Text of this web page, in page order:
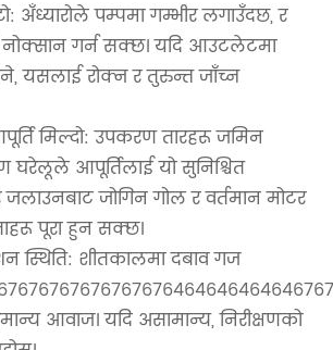
अँध्यारोले पम्पमा गम्भीर लगाउँदछ, र
गर्न सक्छ। यदि आउटलेटमा
यसलाई रोक्न र तुरुन्त जाँच्न
मिल्दो: उपकरण तारहरू जमिन
घरेलूले आपूर्तिलाई यो सुनिश्चित
जलाउनबाट जोगिन गोल र वर्तमान मोटर
पूरा हुन सक्छ।
स्थिति: शीतकालमा दबाव गज
आवाज। यदि असामान्य, निरीक्षणको